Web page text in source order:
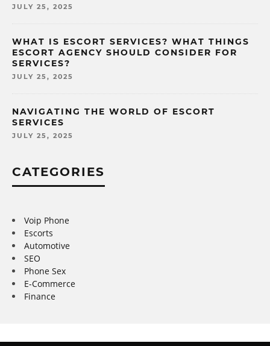
JULY 25, 2025
WHAT IS ESCORT SERVICES? WHAT THINGS
ESCORT AGENCY SHOULD CONSIDER FOR
SERVICES?
JULY 25, 2025
NAVIGATING THE WORLD OF ESCORT
SERVICES
JULY 25, 2025
CATEGORIES
Voip Phone
Escorts
Automotive
SEO
Phone Sex
E-Commerce
Finance